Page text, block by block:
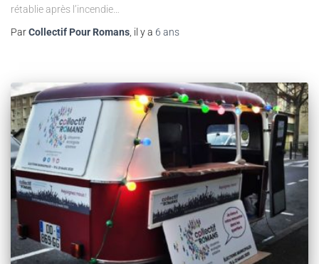
rétablie après l’incendie…
ParCollectif Pour Romans , il y a 6 ans